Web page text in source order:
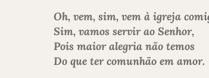
Oh, vem, sim, vem à igreja
Sim, vamos servir ao Senhor,
Pois maior alegria não temos
Do que ter comunhão em amor.